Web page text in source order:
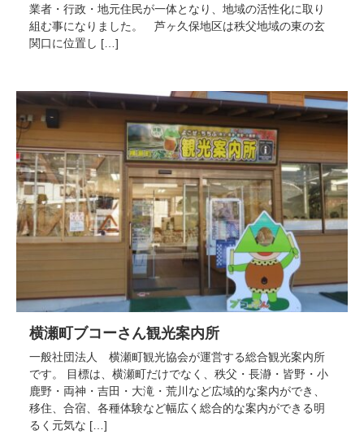
業者・行政・地元住民が一体となり、地域の活性化に取り
組む事になりました。 芦ヶ久保地区は秩父地域の東の玄
関口に位置し […]
横瀬町ブコーさん観光案内所
一般社団法人 横瀬町観光協会が運営する総合観光案内所
です。 目標は、横瀬町だけでなく、秩父・長瀞・皆野・小
鹿野・両神・吉田・大滝・荒川など広域的な案内ができ、
移住、合宿、各種体験など幅広く総合的な案内ができる明
るく元気な […]